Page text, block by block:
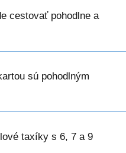
cestovať pohodlne a
sú pohodlným
taxíky s 6, 7 a 9